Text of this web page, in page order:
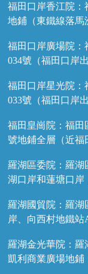
福田口岸香江院：
地鋪（東鐵線落馬
福田口岸廣場院：
034號（福田口岸
福田口岸星光院：
033號（福田口岸
福田皇崗院：福田
號地鋪全層（近福
羅湖區委院：羅湖
湖口岸和蓮塘口岸
羅湖國貿院：羅湖
岸、向西村地鐵站
羅湖金光華院：羅
凱利商業廣場地鋪